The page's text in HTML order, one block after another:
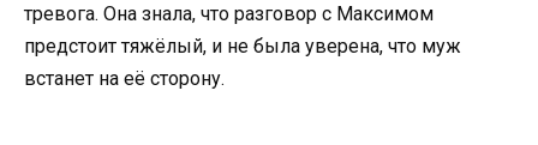
тревога. Она знала, что разговор с Максимом
предстоит тяжёлый, и не была уверена, что муж
встанет на её сторону.